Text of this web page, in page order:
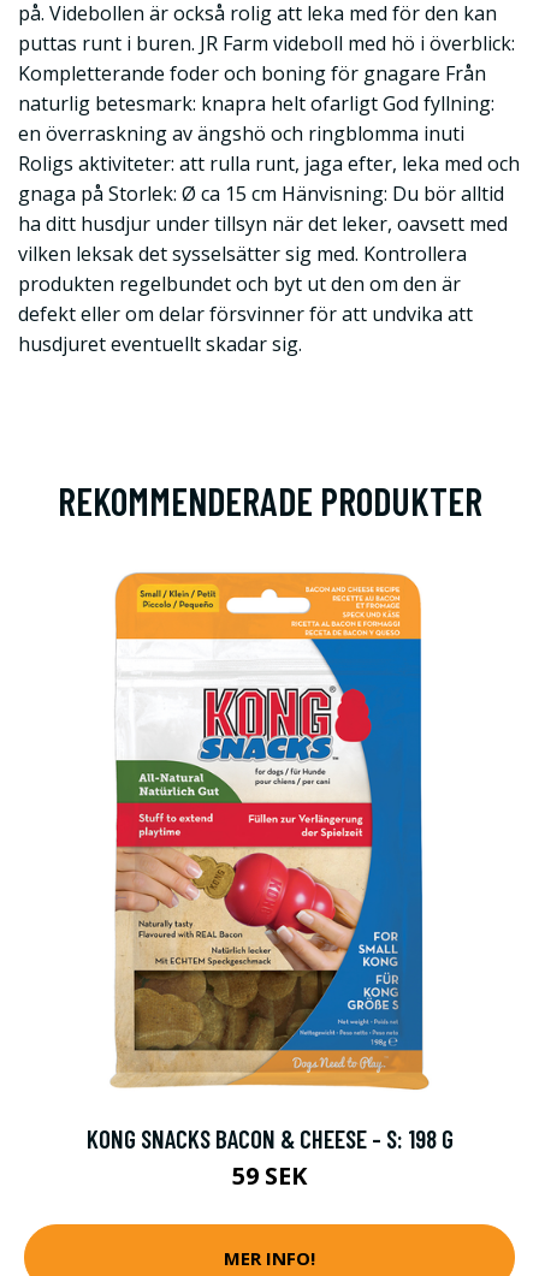
på. Videbollen är också rolig att leka med för den kan
puttas runt i buren. JR Farm videboll med hö i överblick:
Kompletterande foder och boning för gnagare Från
naturlig betesmark: knapra helt ofarligt God fyllning:
en överraskning av ängshö och ringblomma inuti
Roligs aktiviteter: att rulla runt, jaga efter, leka med och
gnaga på Storlek: Ø ca 15 cm Hänvisning: Du bör alltid
ha ditt husdjur under tillsyn när det leker, oavsett med
vilken leksak det sysselsätter sig med. Kontrollera
produkten regelbundet och byt ut den om den är
defekt eller om delar försvinner för att undvika att
husdjuret eventuellt skadar sig.
REKOMMENDERADE PRODUKTER
KONG SNACKS BACON & CHEESE - S: 198 G
59 SEK
MER INFO!